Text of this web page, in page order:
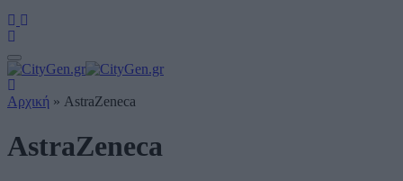
Αρχική » AstraZeneca
AstraZeneca